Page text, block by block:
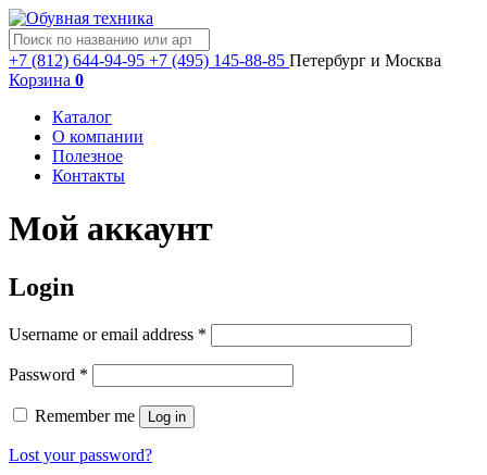
+7 (812) 644-94-95 +7 (495) 145-88-85 Петербург и Москва
Корзина 0
Каталог
О компании
Полезное
Контакты
Мой аккаунт
Login
Username or email address *
Password *
Remember me Log in
Lost your password?